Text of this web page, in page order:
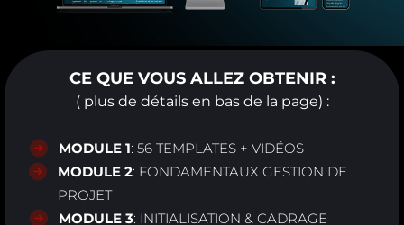
CE QUE VOUS ALLEZ OBTENIR :
( plus de détails en bas de la page) :
MODULE 1: 56 TEMPLATES + VIDÉOS
MODULE 2: FONDAMENTAUX GESTION DE
PROJET
MODULE 3: INITIALISATION & CADRAGE